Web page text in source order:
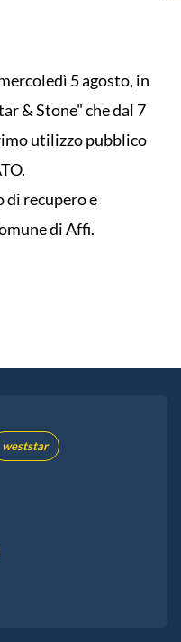
5 agosto, in
& Stone" che dal 7
utilizzo pubblico
di recupero e
di Affi.
weststar